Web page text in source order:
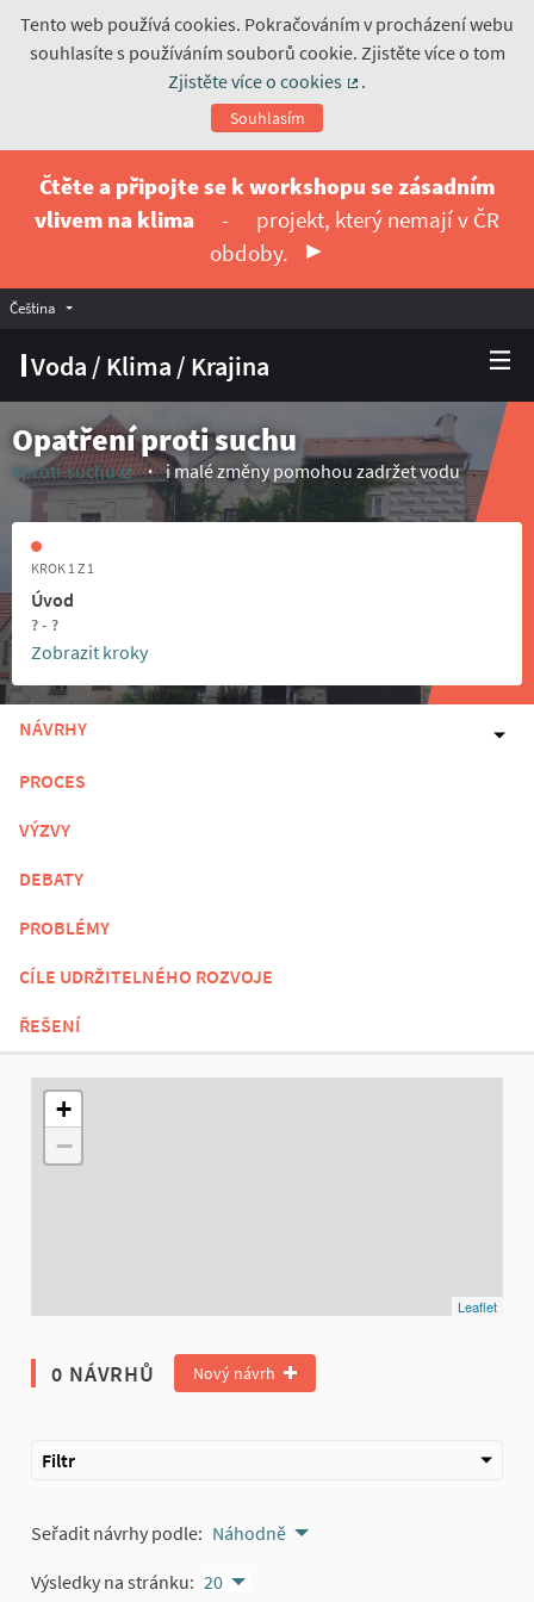
Tento web používá cookies. Pokračováním v procházení webu
souhlasíte s používáním souborů cookie. Zjistěte více o tom
Zjistěte více o cookies
.
Souhlasím
Čtěte a připojte se k workshopu se zásadním
vlivem na klima
-
projekt, který nemají v ČR
obdoby.
Voda / Klima / Krajina
Čeština Vyberte jazyk
Opatření proti suchu
#proti-suchu
(Externí odkaz)
i malé změny pomohou zadržet vodu
KROK 1 Z 1
Úvod
? - ?
Zobrazit kroky
NÁVRHY
PROCES
VÝZVY
DEBATY
PROBLÉMY
CÍLE UDRŽITELNÉHO ROZVOJE
ŘEŠENÍ
Následující prvek je mapa, která prezentuje položky na této
+
−
Leaflet
0 NÁVRHŮ Nový návrh
Filtr
Seřadit návrhy podle: Náhodně
Výsledky na stránku: 20